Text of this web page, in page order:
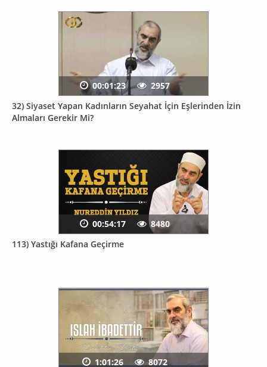
32) Siyaset Yapan Kadınların Seyahat İçin Eşlerinden İzin
Almaları Gerekir Mi?
00:01:23 2957
113) Yastığı Kafana Geçirme
00:54:17 8480
1:01:26 8072